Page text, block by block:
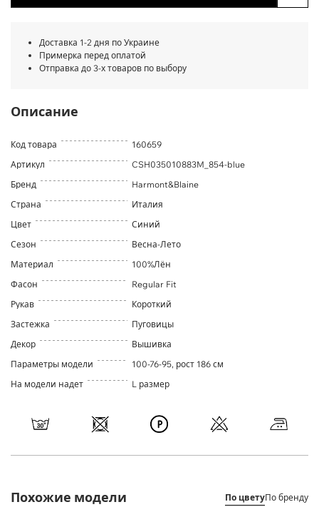
Доставка 1-2 дня по Украине
Примерка перед оплатой
Отправка до 3-х товаров по выбору
Описание
Код товара
160659
Артикул
CSH035010883M_854-blue
Бренд
Harmont&Blaine
Страна
Италия
Цвет
Синий
Сезон
Весна-Лето
Материал
100%Лён
Фасон
Regular Fit
Рукав
Короткий
Застежка
Пуговицы
Декор
Вышивка
Параметры модели
100-76-95, рост 186 см
На модели надет
L размер
Похожие модели По цветуПо бренду